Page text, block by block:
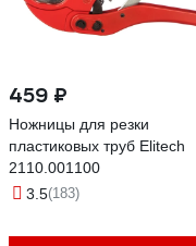
459 ₽
Ножницы для резки
пластиковых труб Elitech
2110.001100
3.5(183)